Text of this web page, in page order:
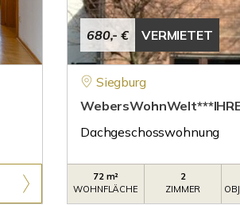
680,- € VERMIETET
Siegburg
WebersWohnWelt***IHRE
Dachgeschosswohnung
72 m²
WOHNFLÄCHE
2
ZIMMER